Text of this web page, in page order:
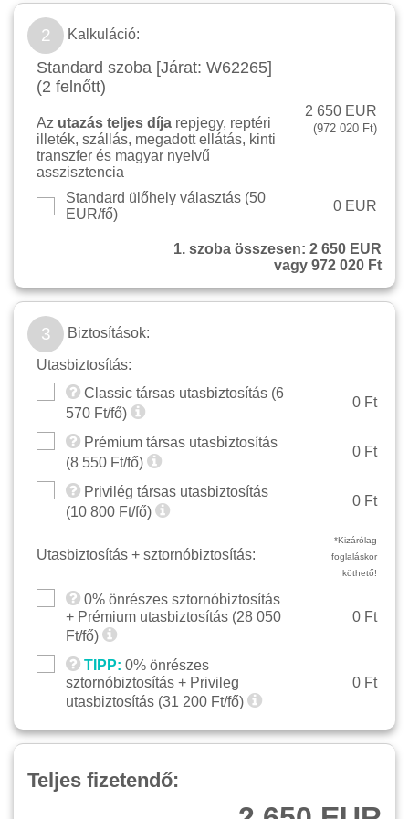
2 Kalkuláció:
Standard szoba [Járat: W62265]
(2 felnőtt)
Az utazás teljes díja repjegy, reptéri
illeték, szállás, megadott ellátás, kinti
transzfer és magyar nyelvű
asszisztencia
2 650 EUR
(972 020 Ft)
Standard ülőhely választás (50
EUR/fő)
0 EUR
1. szoba összesen: 2 650 EUR
vagy 972 020 Ft
3 Biztosítások:
Utasbiztosítás:
Classic társas utasbiztosítás (6
570 Ft/fő)
0 Ft
Prémium társas utasbiztosítás
(8 550 Ft/fő)
0 Ft
Privilég társas utasbiztosítás
(10 800 Ft/fő)
0 Ft
Utasbiztosítás + sztornóbiztosítás:
*Kizárólag
foglaláskor
köthető!
0% önrészes sztornóbiztosítás
+ Prémium utasbiztosítás (28 050
Ft/fő)
0 Ft
TIPP: 0% önrészes
sztornóbiztosítás + Privileg
utasbiztosítás (31 200 Ft/fő)
0 Ft
Teljes fizetendő: